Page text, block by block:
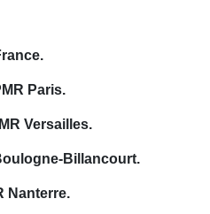
Paris.
Versailles.
Billancourt.
Nanterre.